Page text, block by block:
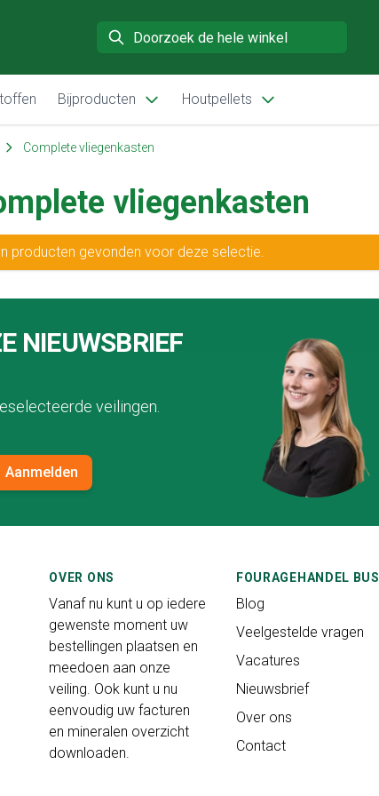
Search
Bijproducten Houtpellets
Complete vliegenkasten
vliegenkasten
producten gevonden voor deze selectie.
NIEUWSBRIEF
veilingen.
Aanmelden
OVER ONS
Vanaf nu kunt u op iedere
gewenste moment uw
bestellingen plaatsen en
meedoen aan onze
veiling. Ook kunt u nu
eenvoudig uw facturen
en mineralen overzicht
downloaden.
FOURAGEHANDEL BUS
Blog
Veelgestelde vragen
Vacatures
Nieuwsbrief
Over ons
Contact